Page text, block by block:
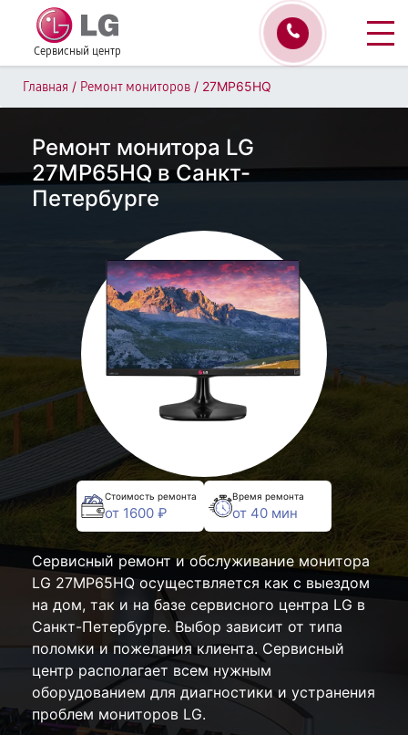
Сервисный центр
Главная / Ремонт мониторов / 27MP65HQ
Ремонт монитора LG
27MP65HQ в Санкт-
Петербурге
Стоимость ремонта
от 1600 ₽
Время ремонта
от 40 мин
Сервисный ремонт и обслуживание монитора
LG 27MP65HQ осуществляется как с выездом
на дом, так и на базе сервисного центра LG в
Санкт-Петербурге. Выбор зависит от типа
поломки и пожелания клиента. Сервисный
центр располагает всем нужным
оборудованием для диагностики и устранения
проблем мониторов LG.